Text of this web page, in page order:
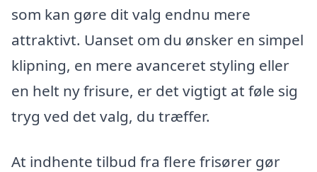
som kan gøre dit valg endnu mere
attraktivt. Uanset om du ønsker en simpel
klipning, en mere avanceret styling eller
en helt ny frisure, er det vigtigt at føle sig
tryg ved det valg, du træffer.
At indhente tilbud fra flere frisører gør